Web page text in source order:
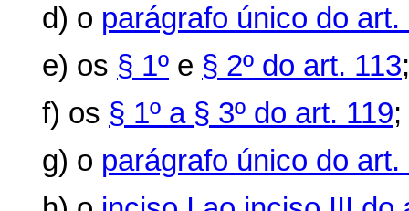
d) o parágrafo único do art.
e) os § 1º e § 2º do art. 113;
f) os § 1º a § 3º do art. 119;
g) o parágrafo único do art.